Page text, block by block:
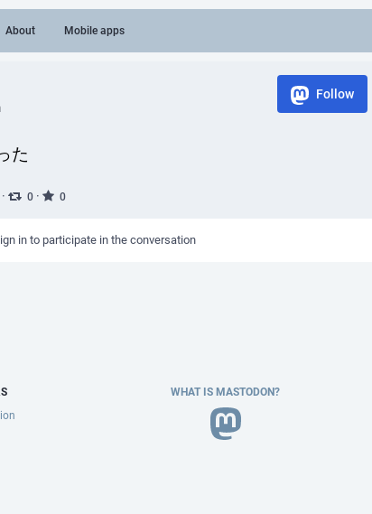
About Mobile apps
Follow
た
· 0 · 0
in to participate in the conversation
WHAT IS MASTODON?